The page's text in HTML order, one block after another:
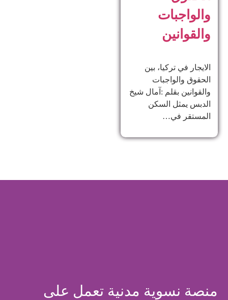
والواجبات
والقوانين
الايجار في تركيا، بين
الحقوق والواجبات
والقوانين بقلم :آمال شيخ
الدبس يمثل السكن
المستقر في…
منصة نسوية مدنية تعمل على